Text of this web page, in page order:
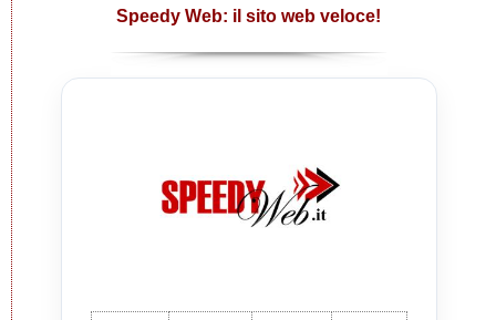
Speedy Web: il sito web veloce!